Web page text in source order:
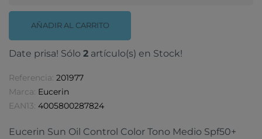
AÑADIR AL CARRITO
Date prisa! Sólo 2 artículo(s) en Stock!
Referencia: 201977
Marca: Eucerin
EAN13: 4005800287824
Eucerin Sun Oil Control Color Tono Medio Spf50+